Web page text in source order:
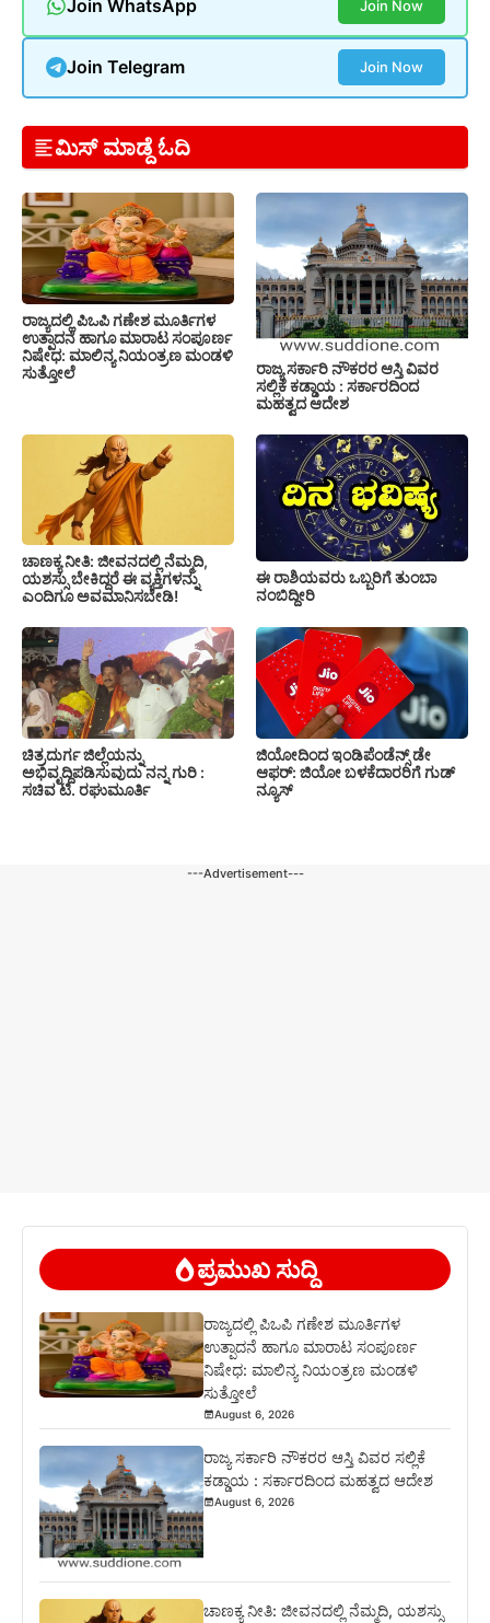
Join WhatsApp Join Now
Join Telegram Join Now
ಮಿಸ್ ಮಾಡ್ದೆ ಓದಿ
ರಾಜ್ಯದಲ್ಲಿ ಪಿಒಪಿ ಗಣೇಶ ಮೂರ್ತಿಗಳ
ಉತ್ಪಾದನೆ ಹಾಗೂ ಮಾರಾಟ ಸಂಪೂರ್ಣ
ನಿಷೇಧ: ಮಾಲಿನ್ಯ ನಿಯಂತ್ರಣ ಮಂಡಳಿ
ಸುತ್ತೋಲೆ
ರಾಜ್ಯ ಸರ್ಕಾರಿ ನೌಕರರ ಆಸ್ತಿ ವಿವರ
ಸಲ್ಲಿಕೆ ಕಡ್ಡಾಯ : ಸರ್ಕಾರದಿಂದ
ಮಹತ್ವದ ಆದೇಶ
ಚಾಣಕ್ಯ ನೀತಿ: ಜೀವನದಲ್ಲಿ ನೆಮ್ಮದಿ,
ಯಶಸ್ಸು ಬೇಕಿದ್ದರೆ ಈ ವ್ಯಕ್ತಿಗಳನ್ನು
ಎಂದಿಗೂ ಅವಮಾನಿಸಬೇಡಿ!
ಈ ರಾಶಿಯವರು ಒಬ್ಬರಿಗೆ ತುಂಬಾ
ನಂಬಿದ್ದೀರಿ
ಚಿತ್ರದುರ್ಗ ಜಿಲ್ಲೆಯನ್ನು
ಅಭಿವೃದ್ದಿಪಡಿಸುವುದು ನನ್ನ ಗುರಿ :
ಸಚಿವ ಟಿ. ರಘುಮೂರ್ತಿ
ಜಿಯೋದಿಂದ ಇಂಡಿಪೆಂಡೆನ್ಸ್ ಡೇ
ಆಫರ್: ಜಿಯೋ ಬಳಕೆದಾರರಿಗೆ ಗುಡ್
ನ್ಯೂಸ್
---Advertisement---
ಪ್ರಮುಖ ಸುದ್ದಿ
ರಾಜ್ಯದಲ್ಲಿ ಪಿಒಪಿ ಗಣೇಶ ಮೂರ್ತಿಗಳ
ಉತ್ಪಾದನೆ ಹಾಗೂ ಮಾರಾಟ ಸಂಪೂರ್ಣ
ನಿಷೇಧ: ಮಾಲಿನ್ಯ ನಿಯಂತ್ರಣ ಮಂಡಳಿ
ಸುತ್ತೋಲೆ
August 6, 2026
ರಾಜ್ಯ ಸರ್ಕಾರಿ ನೌಕರರ ಆಸ್ತಿ ವಿವರ ಸಲ್ಲಿಕೆ
ಕಡ್ಡಾಯ : ಸರ್ಕಾರದಿಂದ ಮಹತ್ವದ ಆದೇಶ
August 6, 2026
ಚಾಣಕ್ಯ ನೀತಿ: ಜೀವನದಲ್ಲಿ ನೆಮ್ಮದಿ, ಯಶಸ್ಸು